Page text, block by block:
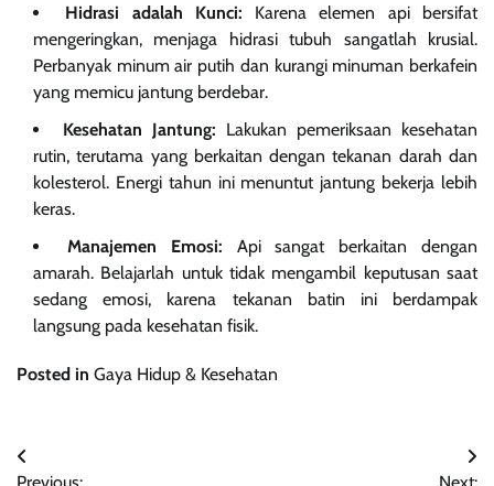
Hidrasi adalah Kunci: Karena elemen api bersifat
mengeringkan, menjaga hidrasi tubuh sangatlah krusial.
Perbanyak minum air putih dan kurangi minuman berkafein
yang memicu jantung berdebar.
Kesehatan Jantung: Lakukan pemeriksaan kesehatan
rutin, terutama yang berkaitan dengan tekanan darah dan
kolesterol. Energi tahun ini menuntut jantung bekerja lebih
keras.
Manajemen Emosi: Api sangat berkaitan dengan
amarah. Belajarlah untuk tidak mengambil keputusan saat
sedang emosi, karena tekanan batin ini berdampak
langsung pada kesehatan fisik.
Posted in Gaya Hidup & Kesehatan
Navigasi